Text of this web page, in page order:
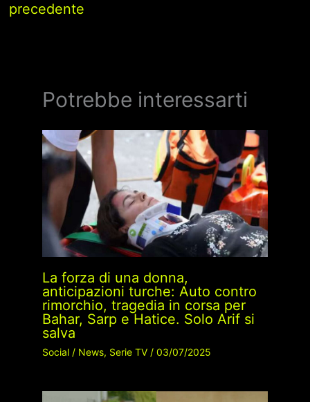
precedente
Potrebbe interessarti
La forza di una donna,
anticipazioni turche: Auto contro
rimorchio, tragedia in corsa per
Bahar, Sarp e Hatice. Solo Arif si
salva
Social/ News, Serie TV/ 03/07/2025